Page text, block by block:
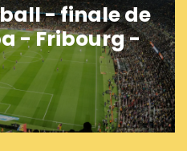
- finale de
- Fribourg -